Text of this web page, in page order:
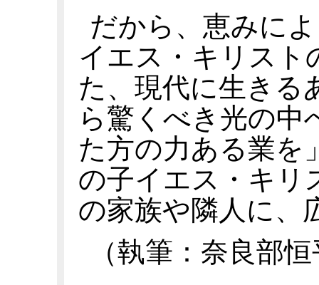
だから、恵みに
イエス・キリスト
た、現代に生きる
ら驚くべき光の中
た方の力ある業を
の子イエス・キリ
の家族や隣人に、
（執筆：奈良部